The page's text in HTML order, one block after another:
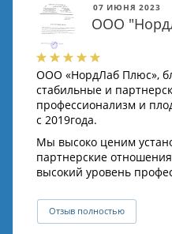
07 ИЮНЯ 2023
ООО
ООО «НордЛаб Плюс»,
стабильные и
профессионализм и
с 2019года.
Мы высоко ценим
партнерские
высокий уровень
Отзыв полностью